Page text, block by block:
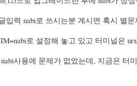
입력 nabi로 쓰시는분 계시면 혹시 별
로 설정해 놓고 있고 터미널은
사용에 문제가 없었는데, 지금은